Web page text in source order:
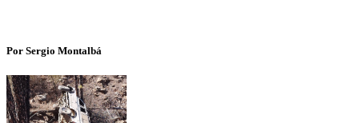
Por Sergio Montalbá